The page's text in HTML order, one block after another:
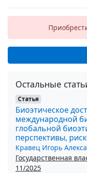
Остальные
Статья
Биоэтическое
международной
глобальной
перспективы,
Кравец Игорь
Государственная
11/2025